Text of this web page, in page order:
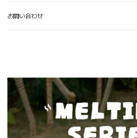
お問い合わせ